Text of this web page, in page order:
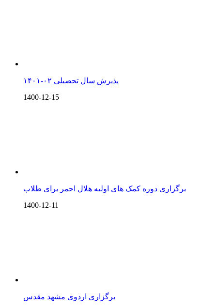
پذیرش سال تحصیلی ۰۲-۱۴۰۱
1400-12-15
برگزاری دوره کمک های اولیه هلال احمر برای طلاب
1400-12-11
برگزاری اردوی مشهد مقدس